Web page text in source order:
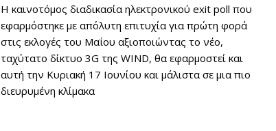
Η καινοτόμος διαδικασία ηλεκτρονικού exit poll που
εφαρμόστηκε με απόλυτη επιτυχία για πρώτη φορά
στις εκλογές του Μαΐου αξιοποιώντας το νέο,
ταχύτατο δίκτυο 3G της WIND, θα εφαρμοστεί και
αυτή την Κυριακή 17 Ιουνίου και μάλιστα σε μια πιο
διευρυμένη κλίμακα